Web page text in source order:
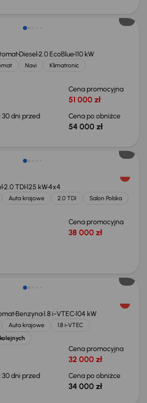
Diesel2.0 EcoBlue110 kW
Navi
Klimatronic
Cena promocyjna
51 000 zł
30 dni przed
Cena po obniżce
54 000 zł
2.0 TDI125 kW4x4
Auta krajowe 2.0 TDI
Salon Polska
Cena promocyjna
38 000 zł
Benzyna1.8 i-VTEC104 kW
Auta krajowe
1.8 i-VTEC
Cena promocyjna
32 000 zł
30 dni przed
Cena po obniżce
34 000 zł